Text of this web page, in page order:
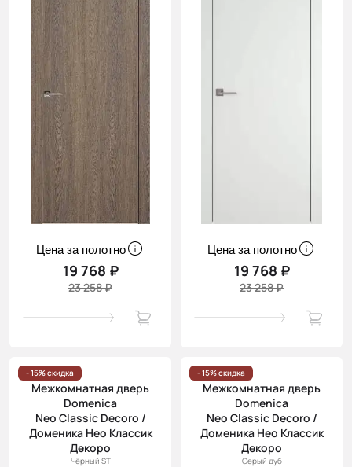
Цена за полотно
19 768 ₽
23 258 ₽
Цена за полотно
19 768 ₽
23 258 ₽
- 15% скидка
Межкомнатная дверь
Domenica
Neo Classic Decoro /
Доменика Нео Классик
Декоро
Чёрный ST
- 15% скидка
Межкомнатная дверь
Domenica
Neo Classic Decoro /
Доменика Нео Классик
Декоро
Серый дуб